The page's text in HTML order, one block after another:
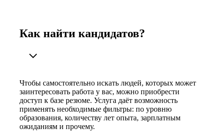
Как найти кандидатов?
Чтобы самостоятельно искать людей, которых может
заинтересовать работа у вас, можно приобрести
доступ к базе резюме. Услуга даёт возможность
применять необходимые фильтры: по уровню
образования, количеству лет опыта, зарплатным
ожиданиям и прочему.